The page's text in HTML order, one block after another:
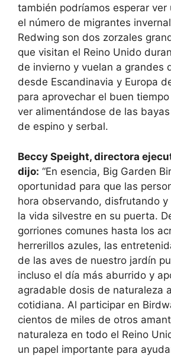
también podríamos esperar ver
el número de migrantes
Redwing son dos zorzales
que visitan el Reino Unido
de invierno y vuelan a grandes
desde Escandinavia y Europa
para aprovechar el buen
ver alimentándose de las
de espino y serbal.
Beccy Speight, directora
dijo: “En esencia, Big Garden
oportunidad para que las
hora observando, disfrutando
la vida silvestre en su puerta.
gorriones comunes hasta los
herrerillos azules, las
de las aves de nuestro jardín
incluso el día más aburrido y
agradable dosis de naturaleza
cotidiana. Al participar en
cientos de miles de otros
naturaleza en todo el Reino
un papel importante para